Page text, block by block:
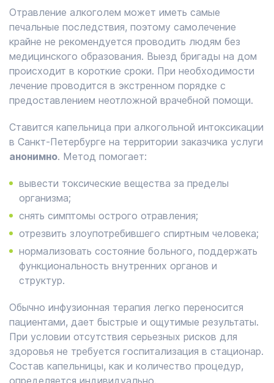
Отравление алкоголем может иметь самые
печальные последствия, поэтому самолечение
крайне не рекомендуется проводить людям без
медицинского образования. Выезд бригады на дом
происходит в короткие сроки. При необходимости
лечение проводится в экстренном порядке с
предоставлением неотложной врачебной помощи.
Ставится капельница при алкогольной интоксикации
в Санкт-Петербурге на территории заказчика услуги
анонимно. Метод помогает:
вывести токсические вещества за пределы
организма;
снять симптомы острого отравления;
отрезвить злоупотребившего спиртным человека;
нормализовать состояние больного, поддержать
функциональность внутренних органов и
структур.
Обычно инфузионная терапия легко переносится
пациентами, дает быстрые и ощутимые результаты.
При условии отсутствия серьезных рисков для
здоровья не требуется госпитализация в стационар.
Состав капельницы, как и количество процедур,
определяется индивидуально.